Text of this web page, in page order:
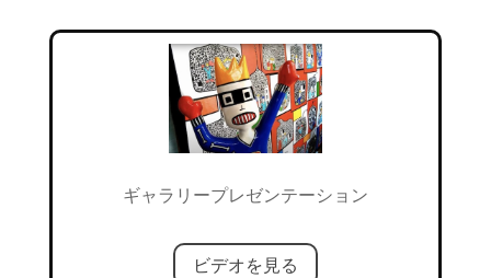
ギャラリープレゼンテーション
ビデオを見る